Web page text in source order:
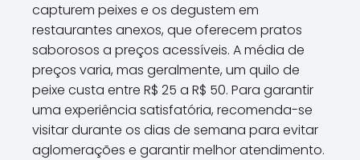
capturem peixes e os degustem em
restaurantes anexos, que oferecem pratos
saborosos a preços acessíveis. A média de
preços varia, mas geralmente, um quilo de
peixe custa entre R$ 25 a R$ 50. Para garantir
uma experiência satisfatória, recomenda-se
visitar durante os dias de semana para evitar
aglomerações e garantir melhor atendimento.